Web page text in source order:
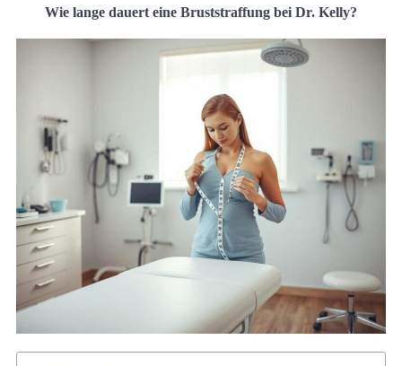
Wie lange dauert eine Bruststraffung bei Dr. Kelly?